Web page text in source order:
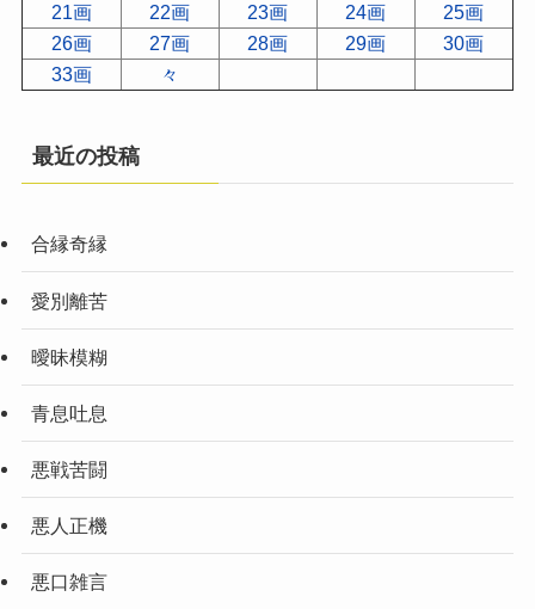
21画
22画 23画 24画
25画
26画
27画 28画 29画
30画
33画
々
最近の投稿
合縁奇縁
愛別離苦
曖昧模糊
青息吐息
悪戦苦闘
悪人正機
悪口雑言